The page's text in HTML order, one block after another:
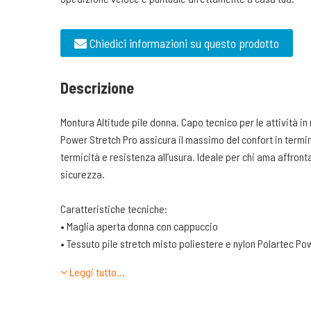
Chiedici informazioni su questo prodotto
Descrizione
Montura Altitude pile donna. Capo tecnico per le attività
Power Stretch Pro assicura il massimo del confort in
termicità e resistenza all’usura. Ideale per chi ama
sicurezza.
Caratteristiche tecniche:
• Maglia aperta donna con cappuccio
• Tessuto pile stretch misto poliestere e nylon Polartec
• Parzialmente foderato in tessuto rete
Leggi tutto…